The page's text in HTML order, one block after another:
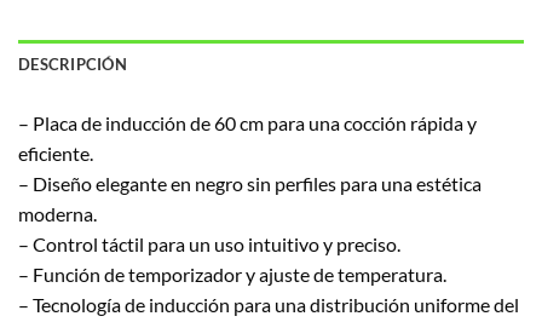
DESCRIPCIÓN
– Placa de inducción de 60 cm para una cocción rápida y
eficiente.
– Diseño elegante en negro sin perfiles para una estética
moderna.
– Control táctil para un uso intuitivo y preciso.
– Función de temporizador y ajuste de temperatura.
– Tecnología de inducción para una distribución uniforme del